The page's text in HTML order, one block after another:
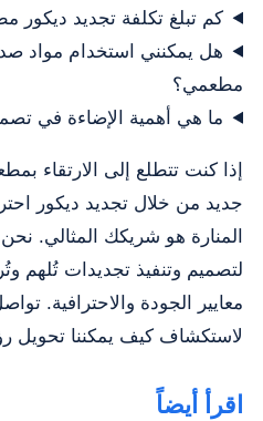
كم تبلغ تكلفة تجديد ديكور
هل يمكنني استخدام مواد
مطعمي؟
ما هي أهمية الإضاءة في
إذا كنت تتطلع إلى الارتقاء
جديد من خلال تجديد ديكور
المنارة هو شريكك المثالي.
لتصميم وتنفيذ تجديدات تُلهم
معايير الجودة والاحترافية.
لاستكشاف كيف يمكننا تحويل
اقرأ أيضاً